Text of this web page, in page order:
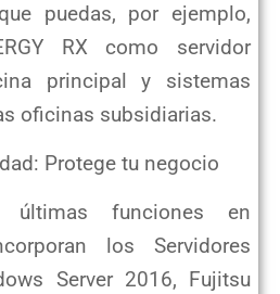
puedas, por ejemplo,
RX como servidor
principal y sistemas
oficinas subsidiarias.
Protege tu negocio
funciones en
los Servidores
Server 2016, Fujitsu